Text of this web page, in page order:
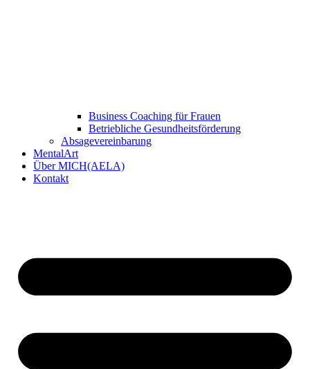
Business Coaching für Frauen
Betriebliche Gesundheitsförderung
Absagevereinbarung
MentalArt
Über MICH(AELA)
Kontakt